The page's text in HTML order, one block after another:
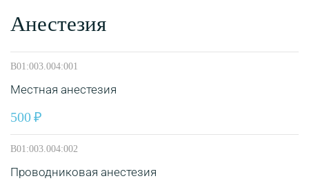
Анестезия
B01:003.004:001
Местная анестезия
500
B01:003.004:002
Проводниковая анестезия